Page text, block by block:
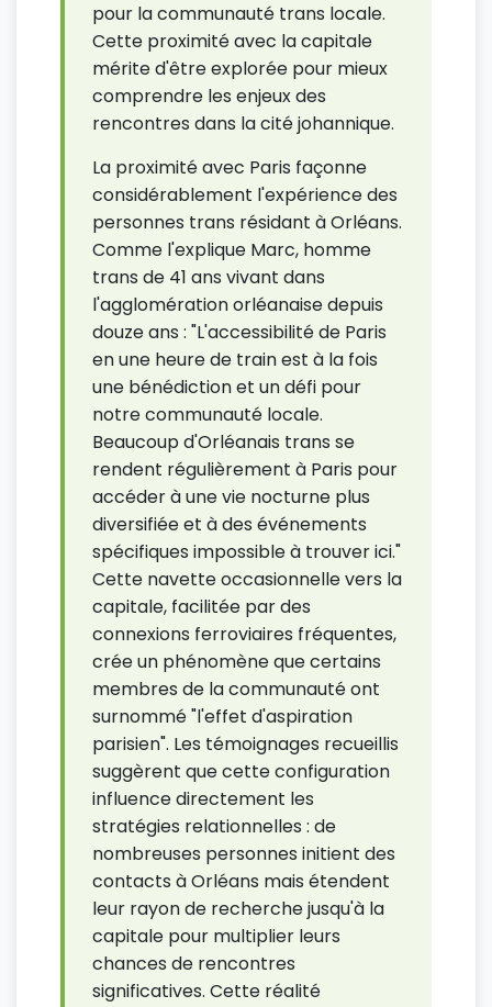
pour la communauté trans locale.
Cette proximité avec la capitale
mérite d'être explorée pour mieux
comprendre les enjeux des
rencontres dans la cité johannique.
La proximité avec Paris façonne
considérablement l'expérience des
personnes trans résidant à Orléans.
Comme l'explique Marc, homme
trans de 41 ans vivant dans
l'agglomération orléanaise depuis
douze ans : "L'accessibilité de Paris
en une heure de train est à la fois
une bénédiction et un défi pour
notre communauté locale.
Beaucoup d'Orléanais trans se
rendent régulièrement à Paris pour
accéder à une vie nocturne plus
diversifiée et à des événements
spécifiques impossible à trouver ici."
Cette navette occasionnelle vers la
capitale, facilitée par des
connexions ferroviaires fréquentes,
crée un phénomène que certains
membres de la communauté ont
surnommé "l'effet d'aspiration
parisien". Les témoignages recueillis
suggèrent que cette configuration
influence directement les
stratégies relationnelles : de
nombreuses personnes initient des
contacts à Orléans mais étendent
leur rayon de recherche jusqu'à la
capitale pour multiplier leurs
chances de rencontres
significatives. Cette réalité